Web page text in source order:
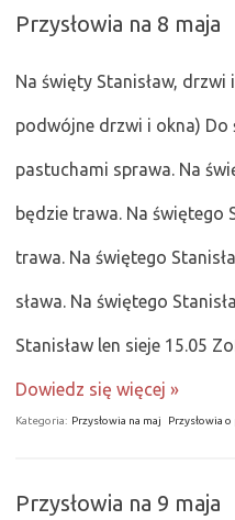
Przysłowia na 8 maja
Na święty Stanisław,
podwójne drzwi i okna) Do
pastuchami sprawa. Na
będzie trawa. Na świętego
trawa. Na świętego
sława. Na świętego
Stanisław len sieje 15.05
Dowiedz się więcej »
Kategoria: Przysłowia na maj Przysłowia
Przysłowia na 9 maja